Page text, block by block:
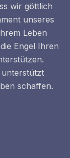
wir göttlich
unseres
Leben
Engel Ihren
unterstützt
schaffen.